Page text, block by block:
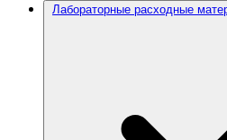
Лабораторные расходные